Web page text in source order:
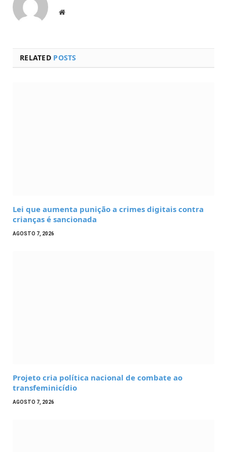
Website
RELATED POSTS
Lei que aumenta punição a crimes digitais contra
crianças é sancionada
AGOSTO 7, 2026
Projeto cria política nacional de combate ao
transfeminicídio
AGOSTO 7, 2026